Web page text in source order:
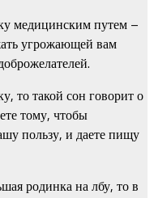
медицинским путем –
угрожающей вам
то такой сон говорит о
тому, чтобы
пользу, и даете пищу
родинка на лбу, то в